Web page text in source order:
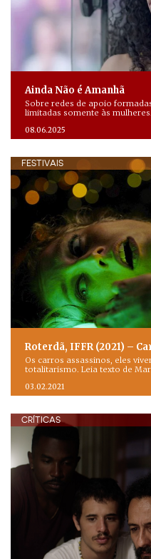
Ainda Não é Amanhã
Sobre redes de apoio
limitadas somente às mulheres.
08.06.2025
FESTIVAIS
Roterdã, IFFR (2021) –
Os carros assassinos, eles
totalitarismo. Leia texto de
03.02.2021
CRÍTICAS